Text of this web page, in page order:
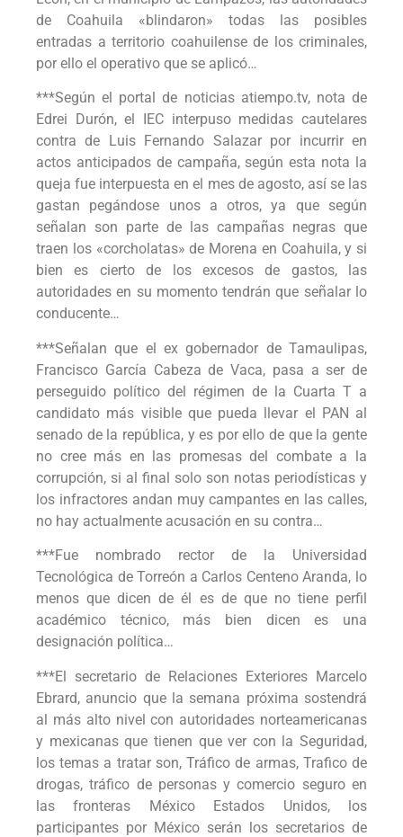
de Coahuila «blindaron» todas las posibles
entradas a territorio coahuilense de los criminales,
por ello el operativo que se aplicó…
***Según el portal de noticias atiempo.tv, nota de
Edrei Durón, el IEC interpuso medidas cautelares
contra de Luis Fernando Salazar por incurrir en
actos anticipados de campaña, según esta nota la
queja fue interpuesta en el mes de agosto, así se las
gastan pegándose unos a otros, ya que según
señalan son parte de las campañas negras que
traen los «corcholatas» de Morena en Coahuila, y si
bien es cierto de los excesos de gastos, las
autoridades en su momento tendrán que señalar lo
conducente…
***Señalan que el ex gobernador de Tamaulipas,
Francisco García Cabeza de Vaca, pasa a ser de
perseguido político del régimen de la Cuarta T a
candidato más visible que pueda llevar el PAN al
senado de la república, y es por ello de que la gente
no cree más en las promesas del combate a la
corrupción, si al final solo son notas periodísticas y
los infractores andan muy campantes en las calles,
no hay actualmente acusación en su contra…
***Fue nombrado rector de la Universidad
Tecnológica de Torreón a Carlos Centeno Aranda, lo
menos que dicen de él es de que no tiene perfil
académico técnico, más bien dicen es una
designación política…
***El secretario de Relaciones Exteriores Marcelo
Ebrard, anuncio que la semana próxima sostendrá
al más alto nivel con autoridades norteamericanas
y mexicanas que tienen que ver con la Seguridad,
los temas a tratar son, Tráfico de armas, Trafico de
drogas, tráfico de personas y comercio seguro en
las fronteras México Estados Unidos, los
participantes por México serán los secretarios de